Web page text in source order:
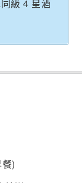
級 4 星酒
)